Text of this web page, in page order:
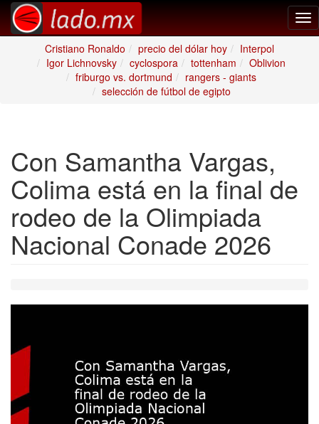
Cristiano Ronaldo
precio del dólar hoy
Interpol
Igor Lichnovsky
cyclospora tottenham
Oblivion
friburgo vs. dortmund
rangers - giants
selección de fútbol de egipto
Con Samantha Vargas,
Colima está en la final de
rodeo de la Olimpiada
Nacional Conade 2026